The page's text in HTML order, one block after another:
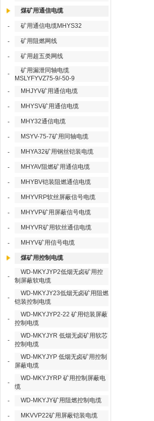
煤矿用通信电缆
- 矿用通信电缆MHYS32
- 矿用阻燃网线
- 矿用超五类网线
-
矿用漏泄同轴电缆
MSLYFYVZ75-9/-50-9
-
MHJYV矿用通信电缆
- MHYSV矿用通信电缆
- MHY32通信电缆
- MSYV-75-7矿用同轴电缆
- MHYA32矿用钢丝铠装电缆
- MHYAV阻燃矿用通信电缆
- MHYBV铠装阻燃通信电缆
- MHYVRP软丝屏蔽信号电缆
- MHYVP矿用屏蔽信号电缆
- MHYVR矿用软丝通信电缆
- MHYV矿用信号电缆
煤矿用控制电缆
-
WD-MKYJYP2低烟无卤矿用控
制屏蔽软电缆
-
WD-MKYJY23低烟无卤矿用阻燃
铠装控制电缆
-
WD-MKYJYP2-22 矿用铠装屏蔽
控制电缆
-
WD-MKYJYR 低烟无卤矿用软芯
控制电缆
-
WD-MKYJYP 低烟无卤矿用控制
屏蔽电缆
-
WD-MKYJYRP 矿用控制屏蔽电
缆
-
WD-MKYJY矿用阻燃控制电缆
- MKVVP22矿用屏蔽铠装电缆